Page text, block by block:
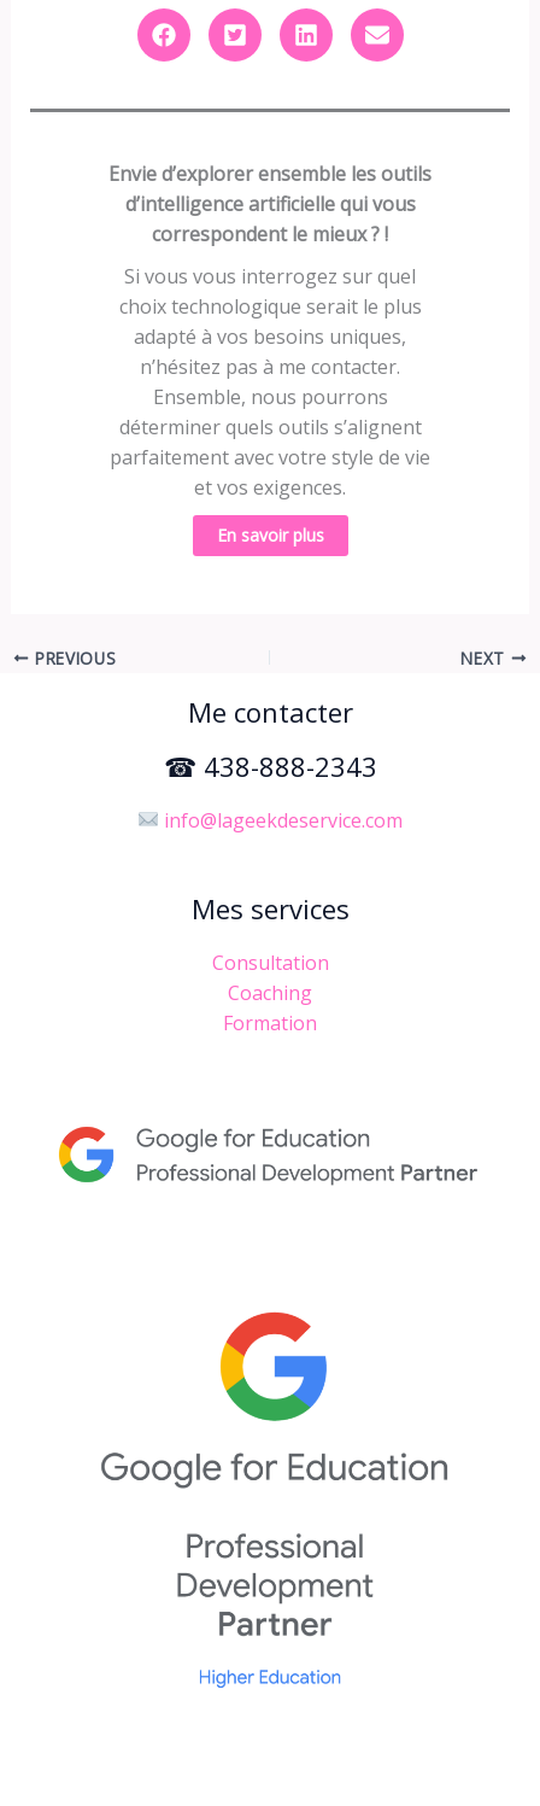
Envie d’explorer ensemble les outils
d’intelligence artificielle qui vous
correspondent le mieux ? !
Si vous vous interrogez sur quel
choix technologique serait le plus
adapté à vos besoins uniques,
n’hésitez pas à me contacter.
Ensemble, nous pourrons
déterminer quels outils s’alignent
parfaitement avec votre style de vie
et vos exigences.
En savoir plus
PREVIOUS NEXT
Me contacter
☎ 438-888-2343
info@lageekdeservice.com
Mes services
Consultation
Coaching
Formation